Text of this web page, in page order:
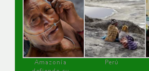
Amazonía
Perú